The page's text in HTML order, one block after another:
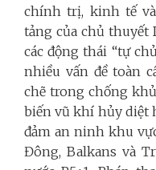
chính trị, kinh tế
tảng của chủ thuyết
các động thái “tự
nhiều vấn đề toàn
chẽ trong chống
biến vũ khí hủy diệt
đảm an ninh khu
Đông, Balkans và